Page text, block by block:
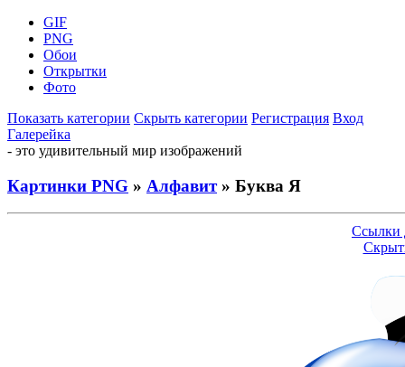
GIF
PNG
Обои
Открытки
Фото
Показать категории Скрыть категории Регистрация Вход
Галерейка
- это удивительный мир изображений
Картинки PNG » Алфавит» Буква Я
Ссылки